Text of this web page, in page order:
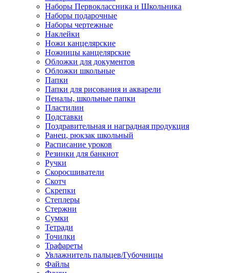
Наборы Первоклассника и Школьника
Наборы подарочные
Наборы чертежные
Наклейки
Ножи канцелярские
Ножницы канцелярские
Обложки для документов
Обложки школьные
Папки
Папки для рисования и акварели
Пеналы, школьные папки
Пластилин
Подставки
Поздравительная и наградная продукция
Ранец, рюкзак школьный
Расписание уроков
Резинки для банкнот
Ручки
Скоросшиватели
Скотч
Скрепки
Степлеры
Стержни
Сумки
Тетради
Точилки
Трафареты
Увлажнитель пальцев/Губочницы
Файлы